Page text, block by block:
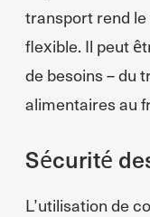
transport rend
flexible. Il peut
de besoins – du
alimentaires au
Sécurité
L’utilisation de